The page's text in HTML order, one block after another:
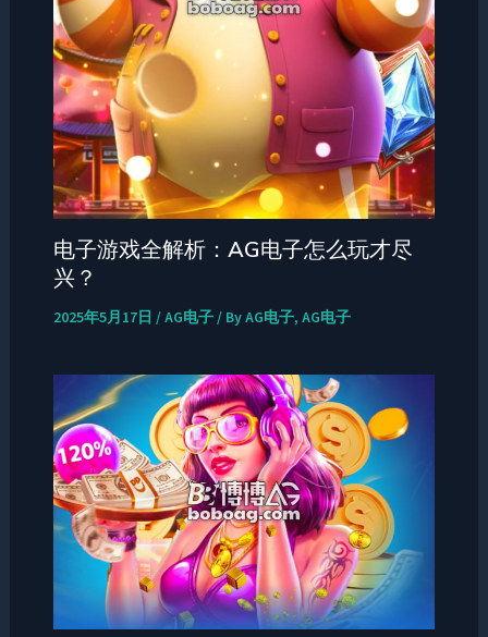
电子游戏全解析：AG电子怎么玩才尽
兴？
2025年5月17日 /AG电子/ ByAG电子, AG电子